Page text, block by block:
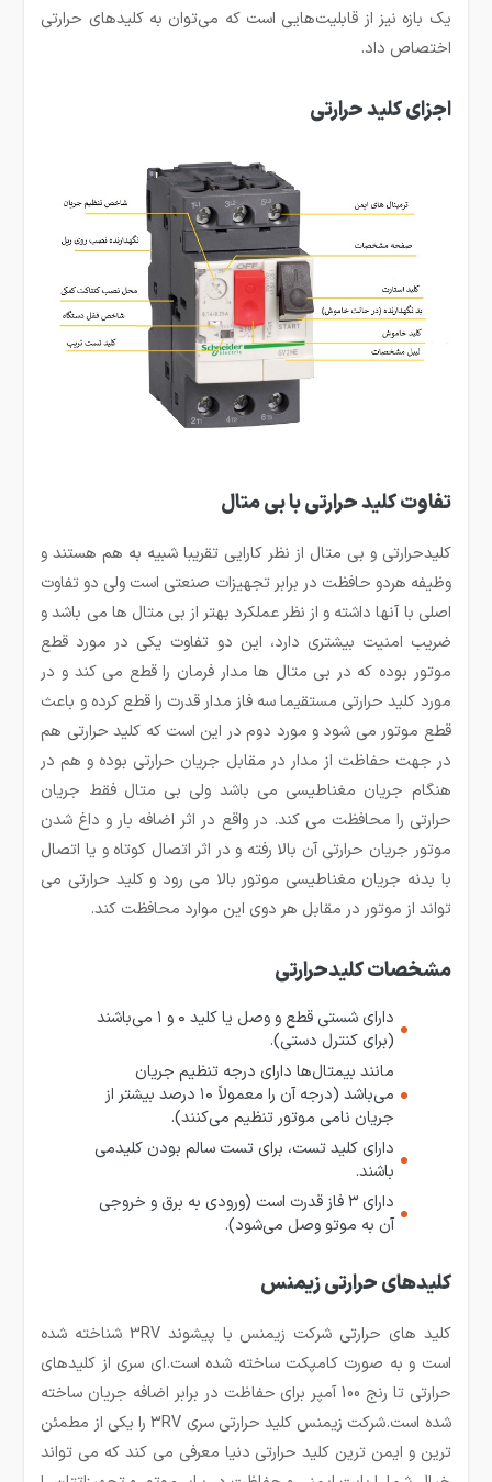
یک بازه نیز از قابلیت‌هایی است که می‌توان به کلیدهای حرارتی
اختصاص داد.
اجزای کلید حرارتی
تفاوت کلید حرارتی با بی متال
کلیدحرارتی و بی متال از نظر کارایی تقریبا شبیه به هم هستند و
وظیفه هردو حافظت در برابر تجهیزات صنعتی است ولی دو تفاوت
اصلی با آنها داشته و از نظر عملکرد بهتر از بی متال ها می باشد و
ضریب امنیت بیشتری دارد، این دو تفاوت یکی در مورد قطع
موتور بوده که در بی متال ها مدار فرمان را قطع می کند و در
مورد کلید حرارتی مستقیما سه فاز مدار قدرت را قطع کرده و باعث
قطع موتور می شود و مورد دوم در این است که کلید حرارتی هم
در جهت حفاظت از مدار در مقابل جریان حرارتی بوده و هم در
هنگام جریان مغناطیسی می باشد ولی بی متال فقط جریان
حرارتی را محافظت می کند. در واقع در اثر اضافه بار و داغ شدن
موتور جریان حرارتی آن بالا رفته و در اثر اتصال کوتاه و یا اتصال
با بدنه جریان مغناطیسی موتور بالا می رود و کلید حرارتی می
تواند از موتور در مقابل هر دوی این موارد محافظت کند.
مشخصات کلیدحرارتی
دارای شستی قطع و وصل یا کلید ۰ و ۱ می‌باشند
(برای کنترل دستی).
مانند بیمتال‌ها دارای درجه تنظیم جریان
می‌باشد (درجه آن را معمولاً ۱۰ درصد بیشتر از
جریان نامی موتور تنظیم می‌کنند).
دارای کلید تست، برای تست سالم بودن کلیدمی
باشند.
دارای ۳ فاز قدرت است (ورودی به برق و خروجی
آن به موتو وصل می‌شود).
کلیدهای حرارتی زیمنس
کلید های حرارتی شرکت زیمنس با پیشوند 3RV شناخته شده
است و به صورت کامپکت ساخته شده است.ای سری از کلیدهای
حرارتی تا رنج 100 آمپر برای حفاظت در برابر اضافه جریان ساخته
شده است.شرکت زیمنس کلید حرارتی سری 3RV را یکی از مطمئن
ترین و ایمن ترین کلید حرارتی دنیا معرفی می کند که می تواند